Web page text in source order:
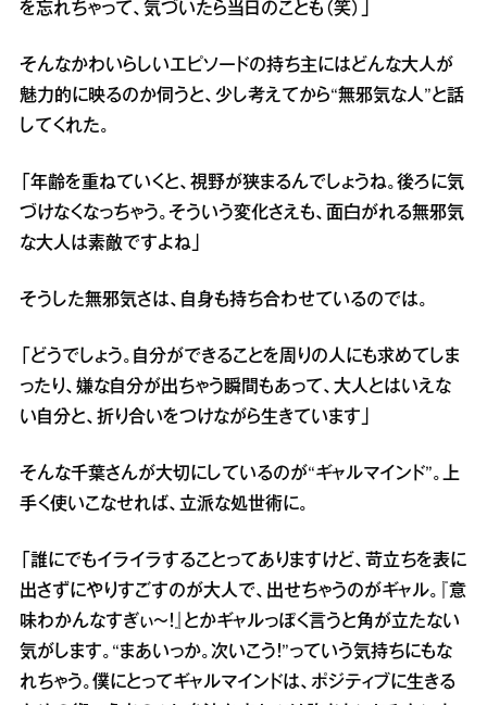
を忘れちゃって、気づいたら当日のことも（笑）」
そんなかわいらしいエピソードの持ち主にはどんな大人が
魅力的に映るのか伺うと、少し考えてから“無邪気な人”と話
してくれた。
「年齢を重ねていくと、視野が狭まるんでしょうね。後ろに気
づけなくなっちゃう。そういう変化さえも、面白がれる無邪気
な大人は素敵ですよね」
そうした無邪気さは、自身も持ち合わせているのでは。
「どうでしょう。自分ができることを周りの人にも求めてしま
ったり、嫌な自分が出ちゃう瞬間もあって、大人とはいえな
い自分と、折り合いをつけながら生きています」
そんな千葉さんが大切にしているのが“ギャルマインド”。上
手く使いこなせれば、立派な処世術に。
「誰にでもイライラすることってありますけど、苛立ちを表に
出さずにやりすごすのが大人で、出せちゃうのがギャル。『意
味わかんなすぎぃ～！』とかギャルっぽく言うと角が立たない
気がします。“まあいっか。次いこう！”っていう気持ちにもな
れちゃう。僕にとってギャルマインドは、ポジティブに生きる